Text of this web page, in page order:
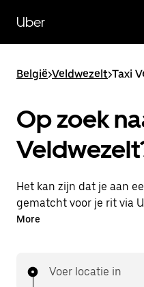
naar
hoofdinhoud
Uber
België>Veldwezelt>Taxi
Op zoek
Het kan zijn dat je aan
gematcht voor je rit via
zo is, profiteer je van
More
Voer locatie in